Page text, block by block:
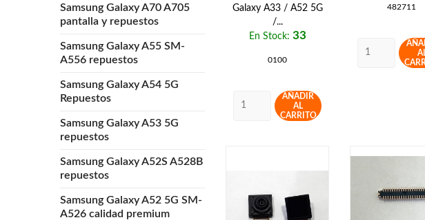
Samsung Galaxy A70 A705
pantalla y repuestos
Samsung Galaxy A55 SM-
A556 repuestos
Samsung Galaxy A54 5G
Repuestos
Samsung Galaxy A53 5G
repuestos
Samsung Galaxy A52S A528B
repuestos
Samsung Galaxy A52 5G SM-
A526 calidad premium
Galaxy A33 / A52 5G
/...
En Stock: 33
0100
AÑADIR
AL
CARRITO
482711